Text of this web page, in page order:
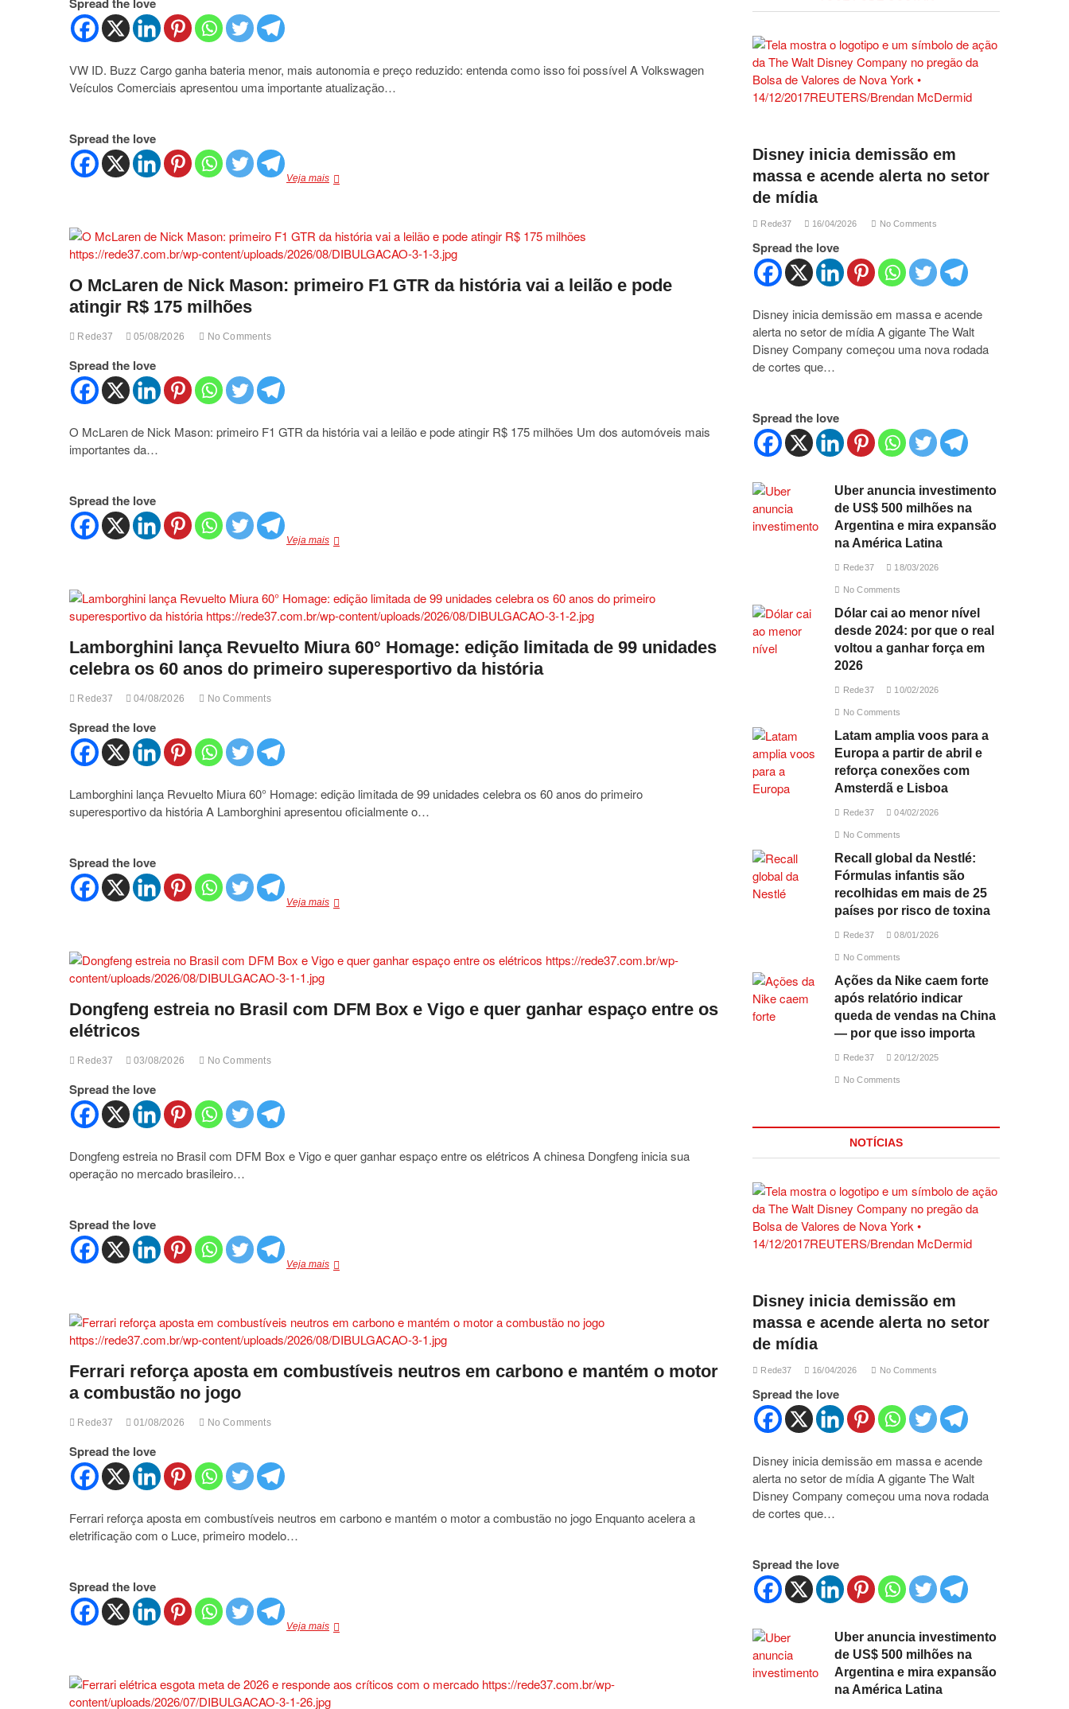
VW ID. Buzz Cargo ganha bateria menor, mais autonomia e preço reduzido: entenda como isso foi possível A Volkswagen
Veículos Comerciais apresentou uma importante atualização…
Spread the love
Veja maisVW
ganha
bateria
mais
autonomia
O McLaren de Nick Mason: primeiro F1 GTR da história vai a leilão e pode
atingir R$ 175 milhões
Rede37 05/08/2026 No Comments
Spread the love
O McLaren de Nick Mason: primeiro F1 GTR da história vai a leilão e pode atingir R$ 175 milhões Um dos automóveis mais
importantes da…
Spread the love
Veja maisO
Mason:
primeiro
F1
da
história
milhões
Lamborghini lança Revuelto Miura 60° Homage: edição limitada de 99 unidades
celebra os 60 anos do primeiro superesportivo da história
Rede37 04/08/2026 No Comments
Spread the love
Lamborghini lança Revuelto Miura 60° Homage: edição limitada de 99 unidades celebra os 60 anos do primeiro
superesportivo da história A Lamborghini apresentou oficialmente o…
Spread the love
Veja maisLamborghini
60°
limitada
de
da
Dongfeng estreia no Brasil com DFM Box e Vigo e quer ganhar espaço entre os
elétricos
Rede37 03/08/2026 No Comments
Spread the love
Dongfeng estreia no Brasil com DFM Box e Vigo e quer ganhar espaço entre os elétricos A chinesa Dongfeng inicia sua
operação no mercado brasileiro…
Spread the love
Veja maisDongfeng
com
DFM
Vigo
Ferrari reforça aposta em combustíveis neutros em carbono e mantém o motor
a combustão no jogo
Rede37 01/08/2026 No Comments
Spread the love
Ferrari reforça aposta em combustíveis neutros em carbono e mantém o motor a combustão no jogo Enquanto acelera a
eletrificação com o Luce, primeiro modelo…
Spread the love
Veja maisFerrari
combustíveis
Disney inicia demissão em
massa e acende alerta no setor
de mídia
Rede37 16/04/2026 No Comments
Spread the love
Disney inicia demissão em massa e acende
alerta no setor de mídia A gigante The Walt
Disney Company começou uma nova rodada
de cortes que…
Spread the love
Uber anuncia investimento
de US$ 500 milhões na
Argentina e mira expansão
na América Latina
Rede37 18/03/2026
No Comments
Dólar cai ao menor nível
desde 2024: por que o real
voltou a ganhar força em
2026
Rede37 10/02/2026
No Comments
Latam amplia voos para a
Europa a partir de abril e
reforça conexões com
Amsterdã e Lisboa
Rede37 04/02/2026
No Comments
Recall global da Nestlé:
Fórmulas infantis são
recolhidas em mais de 25
países por risco de toxina
Rede37 08/01/2026
No Comments
Ações da Nike caem forte
após relatório indicar
queda de vendas na China
— por que isso importa
Rede37 20/12/2025
No Comments
NOTÍCIAS
Disney inicia demissão em
massa e acende alerta no setor
de mídia
Rede37 16/04/2026 No Comments
Spread the love
Disney inicia demissão em massa e acende
alerta no setor de mídia A gigante The Walt
Disney Company começou uma nova rodada
de cortes que…
Spread the love
Uber anuncia investimento
de US$ 500 milhões na
Argentina e mira expansão
na América Latina